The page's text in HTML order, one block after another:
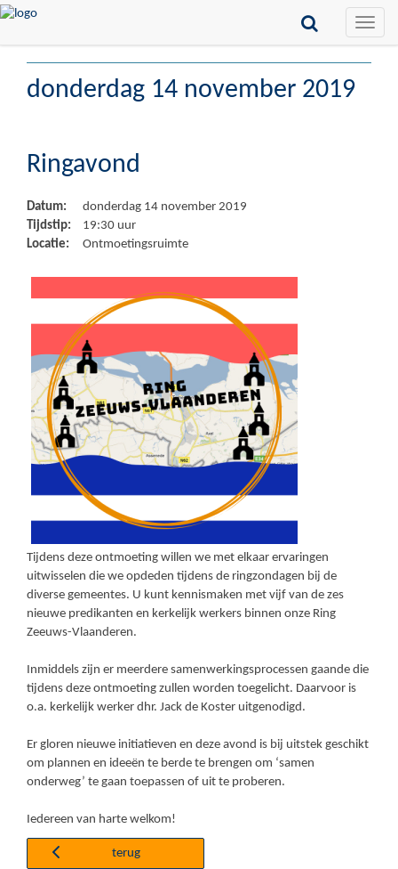
Toggle
donderdag 14 november 2019
Ringavond
Datum:
donderdag 14 november 2019
Tijdstip:
19:30 uur
Locatie:
Ontmoetingsruimte
Tijdens deze ontmoeting willen we met elkaar ervaringen
uitwisselen die we opdeden tijdens de ringzondagen bij de
diverse gemeentes. U kunt kennismaken met vijf van de zes
nieuwe predikanten en kerkelijk werkers binnen onze Ring
Zeeuws-Vlaanderen.
Inmiddels zijn er meerdere samenwerkingsprocessen gaande die
tijdens deze ontmoeting zullen worden toegelicht. Daarvoor is
o.a. kerkelijk werker dhr. Jack de Koster uitgenodigd.
Er gloren nieuwe initiatieven en deze avond is bij uitstek geschikt
om plannen en ideeën te berde te brengen om ‘samen
onderweg’ te gaan toepassen of uit te proberen.
Iedereen van harte welkom!
terug